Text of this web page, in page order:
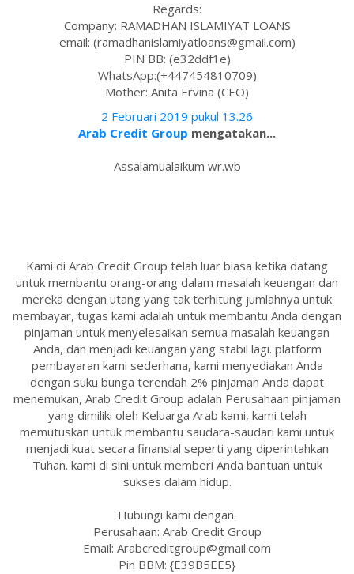
Regards:
Company: RAMADHAN ISLAMIYAT LOANS
email: (ramadhanislamiyatloans@gmail.com)
PIN BB: (e32ddf1e)
WhatsApp:(+447454810709)
Mother: Anita Ervina (CEO)
2 Februari 2019 pukul 13.26
Arab Credit Group mengatakan...
Assalamualaikum wr.wb
Kami di Arab Credit Group telah luar biasa ketika datang
untuk membantu orang-orang dalam masalah keuangan dan
mereka dengan utang yang tak terhitung jumlahnya untuk
membayar, tugas kami adalah untuk membantu Anda dengan
pinjaman untuk menyelesaikan semua masalah keuangan
Anda, dan menjadi keuangan yang stabil lagi. platform
pembayaran kami sederhana, kami menyediakan Anda
dengan suku bunga terendah 2% pinjaman Anda dapat
menemukan, Arab Credit Group adalah Perusahaan pinjaman
yang dimiliki oleh Keluarga Arab kami, kami telah
memutuskan untuk membantu saudara-saudari kami untuk
menjadi kuat secara finansial seperti yang diperintahkan
Tuhan. kami di sini untuk memberi Anda bantuan untuk
sukses dalam hidup.
Hubungi kami dengan.
Perusahaan: Arab Credit Group
Email: Arabcreditgroup@gmail.com
Pin BBM: {E39B5EE5}